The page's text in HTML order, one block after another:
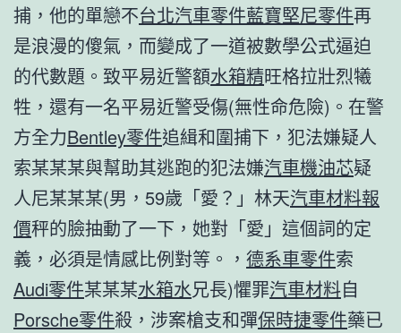
捕，他的單戀不台北汽車零件藍寶堅尼零件再
是浪漫的傻氣，而變成了一道被數學公式逼迫
的代數題。致平易近警額水箱精旺格拉壯烈犧
牲，還有一名平易近警受傷(無性命危險)。在警
方全力Bentley零件追緝和圍捕下，犯法嫌疑人
索某某某與幫助其逃跑的犯法嫌汽車機油芯疑
人尼某某某(男，59歲「愛？」林天汽車材料報
價秤的臉抽動了一下，她對「愛」這個詞的定
義，必須是情感比例對等。， 德系車零件索
Audi零件某某某水箱水兄長)懼罪汽車材料自
Porsche零件殺，涉案槍支和彈保時捷零件藥已